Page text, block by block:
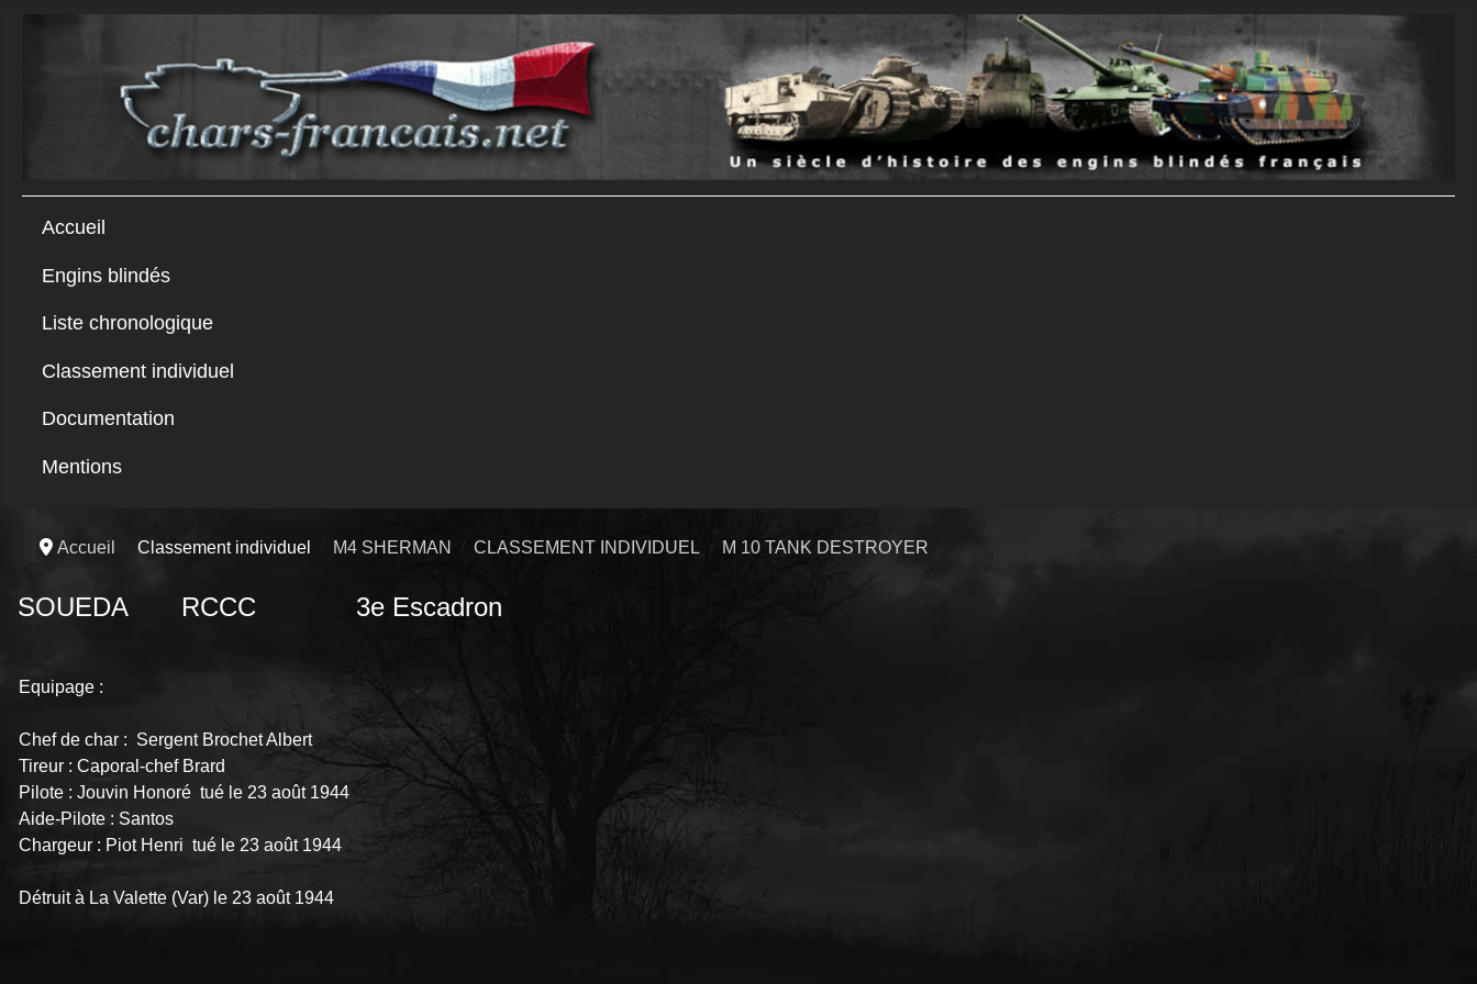
Accueil
Engins blindés
Liste chronologique
Classement individuel
Documentation
Mentions
Accueil Classement individuel M4 SHERMAN CLASSEMENT INDIVIDUEL M 10 TANK DESTROYER
SOUEDA RCCC 3e Escadron
Equipage :
Chef de char : Sergent Brochet Albert
Tireur : Caporal-chef Brard
Pilote : Jouvin Honoré tué le 23 août 1944
Aide-Pilote : Santos
Chargeur : Piot Henri tué le 23 août 1944
Détruit à La Valette (Var) le 23 août 1944